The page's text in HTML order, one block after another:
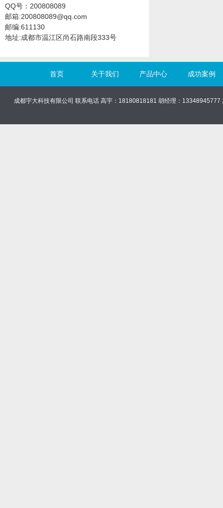
QQ号：200808089
邮箱:200808089@qq.com
邮编:611130
地址:成都市温江区尚石路南段333号
首页 关于我们 产品中心 成功案例
成都宇大科技有限公司 联系电话 高宇：18180818181 胡经理：